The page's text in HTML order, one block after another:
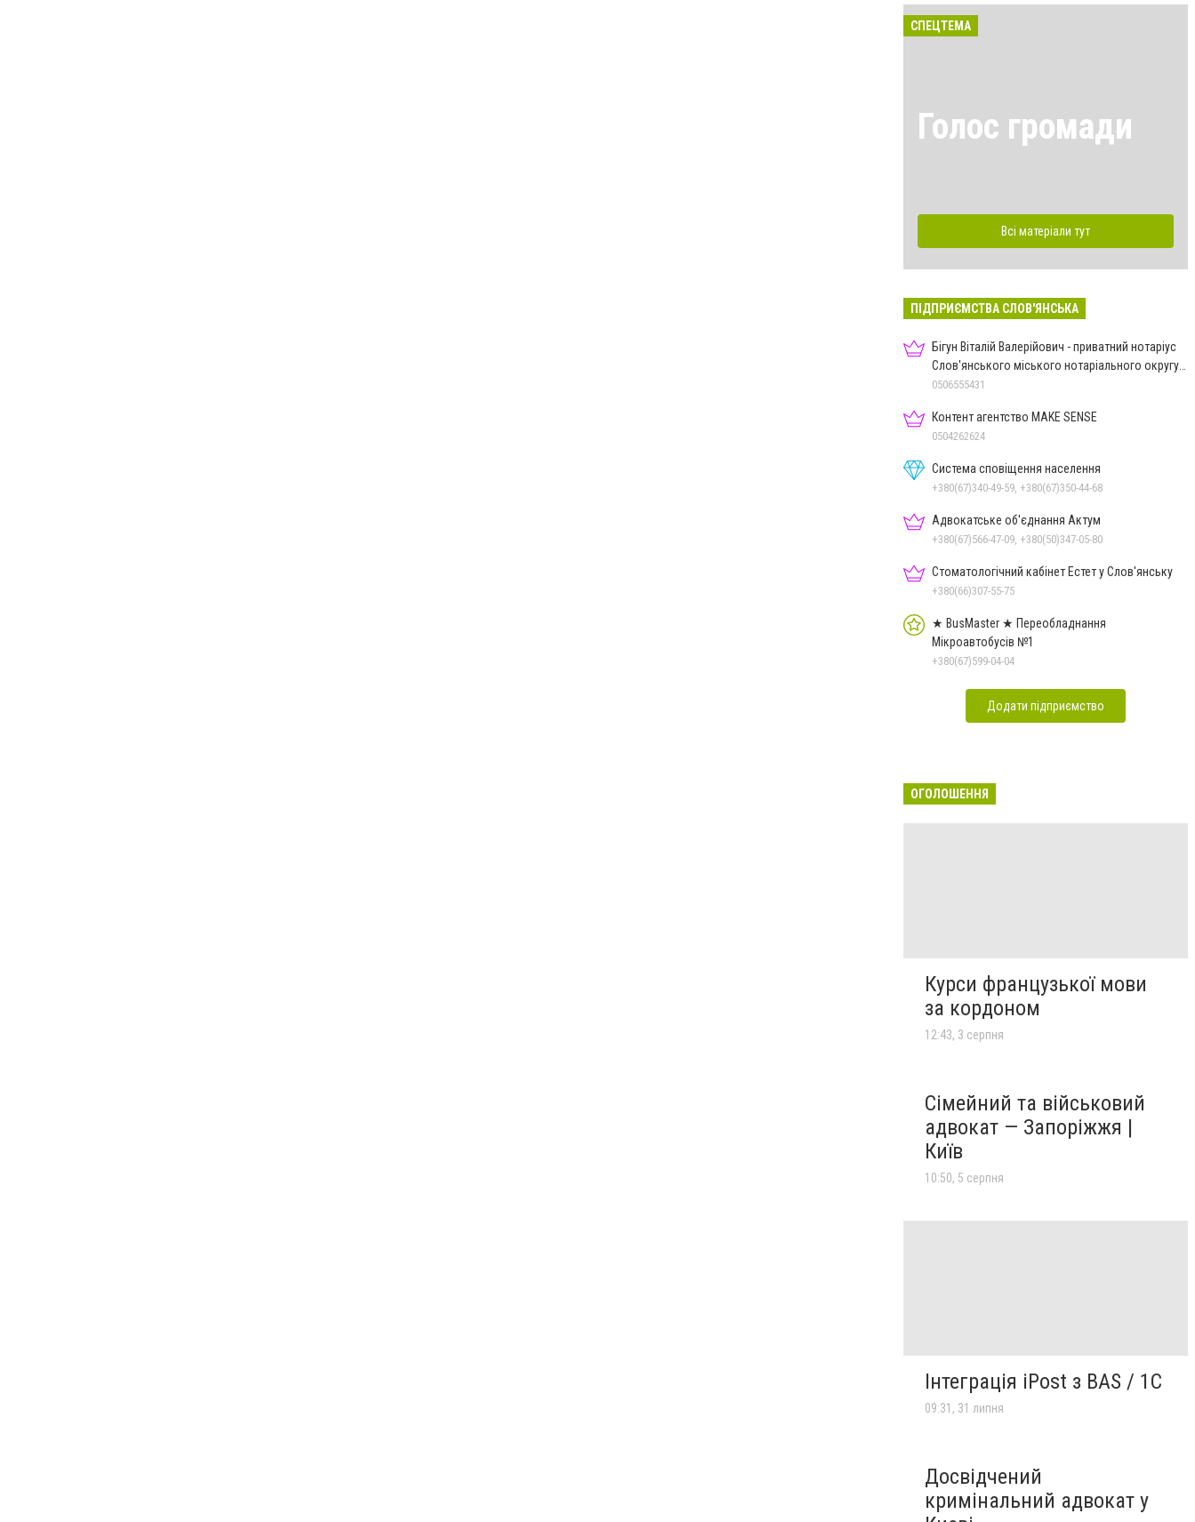
СПЕЦТЕМА
Голос громади
Всі матеріали тут
ПІДПРИЄМСТВА СЛОВ'ЯНСЬКА
Бігун Віталій Валерійович - приватний нотаріус
Слов'янського міського нотаріального округу
Дон.обл.
0506555431
Контент агентство MAKE SENSE
0504262624
Система сповіщення населення
+380(67)340-49-59, +380(67)350-44-68
Адвокатське об'єднання Актум
+380(67)566-47-09, +380(50)347-05-80
Стоматологічний кабінет Естет у Слов'янську
+380(66)307-55-75
★ BusMaster ★ Переобладнання
Мікроавтобусів №1
+380(67)599-04-04
Додати підприємство
ОГОЛОШЕННЯ
Курси французької мови
за кордоном
12:43, 3 серпня
Сімейний та військовий
адвокат — Запоріжжя |
Київ
10:50, 5 серпня
Інтеграція iPost з BAS / 1С
09:31, 31 липня
Досвідчений
кримінальний адвокат у